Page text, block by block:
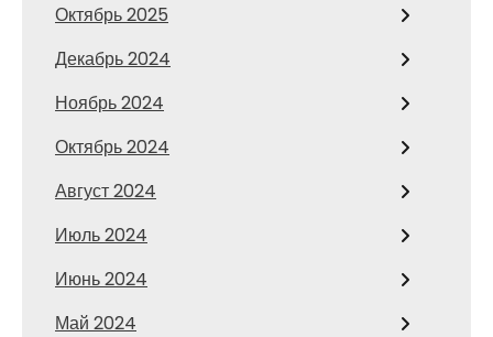
Октябрь 2025
Декабрь 2024
Ноябрь 2024
Октябрь 2024
Август 2024
Июль 2024
Июнь 2024
Май 2024